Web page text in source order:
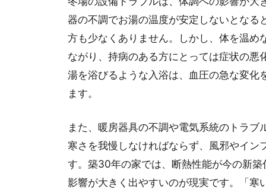
器の不調でお湯の温度が安定しないとな
方も少なくありません。しかし、体を温
ながり、持病のある方にとっては症状の
湯を浴びるような入浴は、血圧の急な変
ます。
また、暖房器具の不調や電気系統のトラ
寒さを我慢しなければならず、風邪やイ
す。築30年の家では、断熱性能が今の新
影響が大きく出やすいのが現実です。「